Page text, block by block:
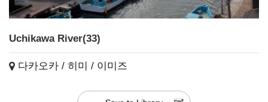
Uchikawa River(33)
다카오카 / 히미 / 이미즈